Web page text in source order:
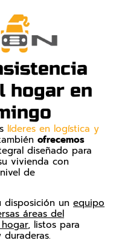
hogar en
líderes en logística y
ofrecemos
diseñado para
vivienda con
de
disposición un equipo
áreas del
, listos para